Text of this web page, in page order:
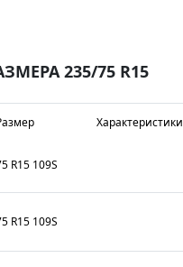
235/75 R15
Характеристики
R15 109S
R15 109S